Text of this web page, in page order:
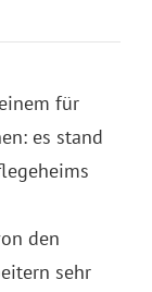
für
es stand
den
sehr